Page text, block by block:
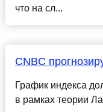
что на сл...
CNBC
График индекса
в рамках теории